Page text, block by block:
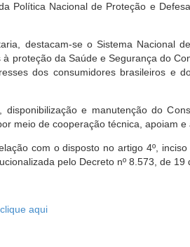
Política Nacional de Proteção e
destacam-se o Sistema Nacional
proteção da Saúde e Segurança do
dos consumidores brasileiros e
e manutenção do
meio de cooperação técnica, apoiam
com o disposto no artigo 4º,
pelo Decreto nº 8.573, de 19
clique aqui